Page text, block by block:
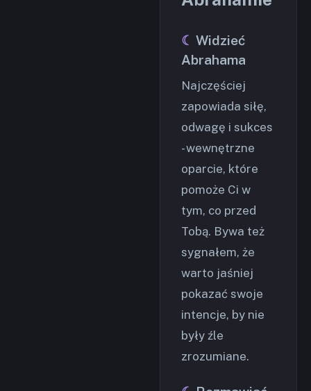
Widzieć
Abrahama
Najczęściej
zapowiada siłę,
odwagę i sukces
- wewnętrzne
oparcie, które
pomoże Ci w
tym, co przed
Tobą. Bywa też
sygnałem, że
warto jaśniej
pokazać swoje
intencje, by nie
były źle
zrozumiane.